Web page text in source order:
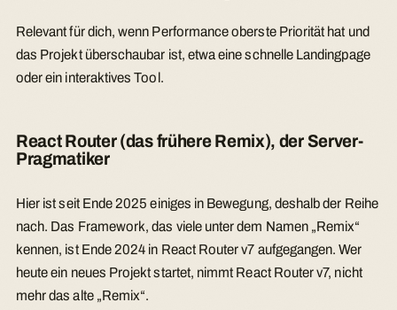
Relevant für dich, wenn Performance oberste Priorität hat und
das Projekt überschaubar ist, etwa eine schnelle Landingpage
oder ein interaktives Tool.
React Router (das frühere Remix), der Server-
Pragmatiker
Hier ist seit Ende 2025 einiges in Bewegung, deshalb der Reihe
nach. Das Framework, das viele unter dem Namen „Remix“
kennen, ist Ende 2024 in React Router v7 aufgegangen. Wer
heute ein neues Projekt startet, nimmt React Router v7, nicht
mehr das alte „Remix“.